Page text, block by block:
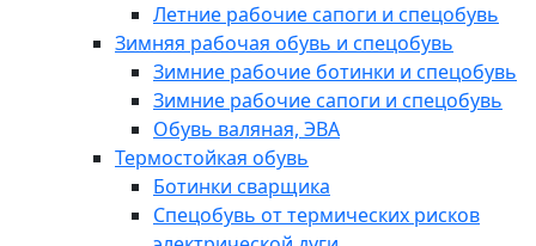
Летние рабочие сапоги и спецобувь
Зимняя рабочая обувь и спецобувь
Зимние рабочие ботинки и спецобувь
Зимние рабочие сапоги и спецобувь
Обувь валяная, ЭВА
Термостойкая обувь
Ботинки сварщика
Спецобувь от термических рисков